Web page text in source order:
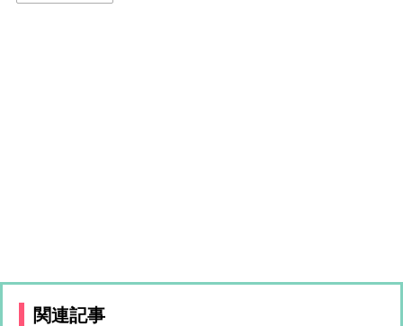
関連記事